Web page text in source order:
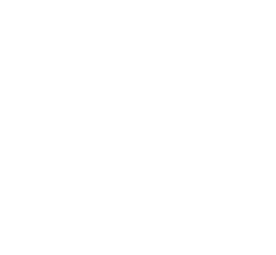
７年度新入児選考 第２次選考有
項掲載について】
しました